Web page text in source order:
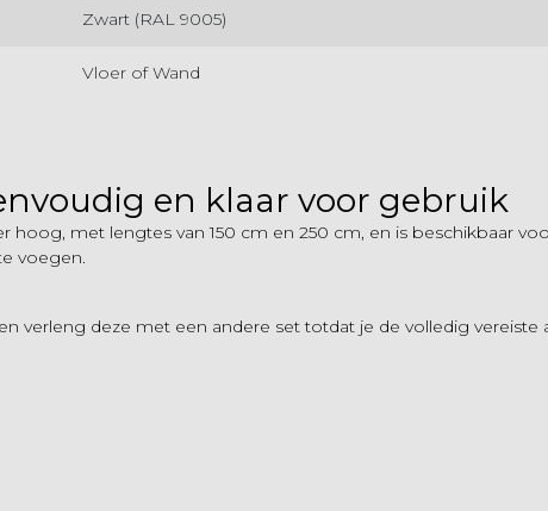
Zwart (RAL 9005)
Vloer of Wand
en klaar voor gebruik
met lengtes van 150 cm en 250 cm, en is beschikbaar
voegen.
verleng deze met een andere set totdat je de volledig